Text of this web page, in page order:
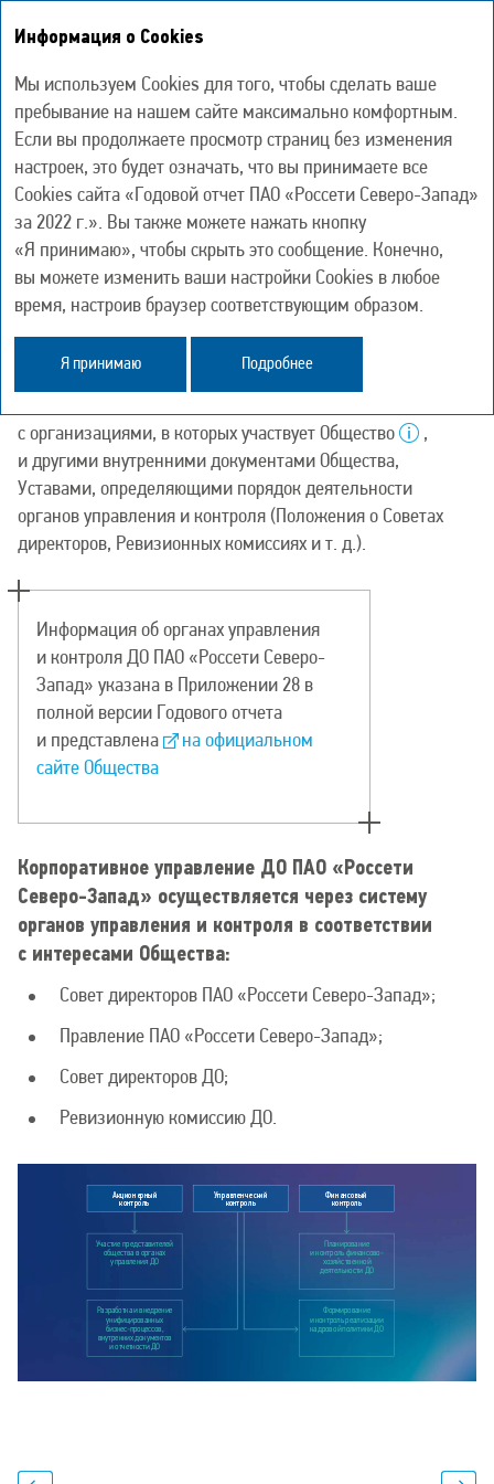
Система управления
дочерними компаниями
ПАО «Россети Северо-Запад» осуществляет
взаимоотношения с дочерними обществами (ДО)
посредством методов корпоративного управления,
руководствуясь требованиями законодательства
Российской Федерации, Уставом, Порядком
с организациями, в которых участвует Общество
,
и другими внутренними документами Общества,
Уставами, определяющими порядок деятельности
органов управления и контроля (Положения о Советах
директоров, Ревизионных комиссиях и т. д.).
Информация об органах управления
и контроля ДО ПАО «Россети Северо-
Запад» указана в Приложении 28 в
полной версии Годового отчета
и представлена
на официальном
сайте Общества
Корпоративное управление ДО ПАО «Россети
Северо-Запад» осуществляется через систему
органов управления и контроля в соответствии
с интересами Общества:
Совет директоров ПАО «Россети Северо-Запад»;
Правление ПАО «Россети Северо-Запад»;
Совет директоров ДО;
Ревизионную комиссию ДО.
Фин ансовый
контроль
Управленческий
контроль
Акцион ерный
контроль
ланирование
иконтрольфинансово -
хозяйственной
деятельностиД О
Участиепредставителей
общества в органах
управления ДО
Разработкаивнедрение
унифицированных
бизнес-процессов,
внутреннихдокументов
иотчетностиДО
Формирование
иконтрольреализации
кадровойполитикиДО
Информация о Cookies
Мы используем Cookies для того, чтобы сделать ваше
пребывание на нашем сайте максимально комфортным.
Если вы продолжаете просмотр страниц без изменения
настроек, это будет означать, что вы принимаете все
Cookies сайта «Годовой отчет ПАО «Россети Северо-Запад»
за 2022 г.». Вы также можете нажать кнопку
«Я принимаю», чтобы скрыть это сообщение. Конечно,
вы можете изменить ваши настройки Cookies в любое
время, настроив браузер соответствующим образом.
Я принимаю Подробнее